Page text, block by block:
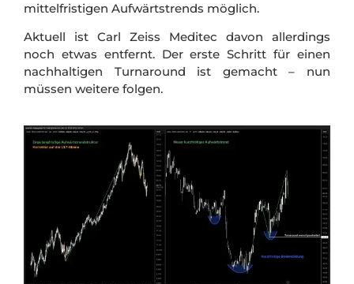
mittelfristigen Aufwärtstrends möglich.
Aktuell ist Carl Zeiss Meditec davon allerdings
noch etwas entfernt. Der erste Schritt für einen
nachhaltigen Turnaround ist gemacht – nun
müssen weitere folgen.